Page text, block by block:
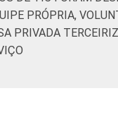
PRÓPRIA,
PRIVADA